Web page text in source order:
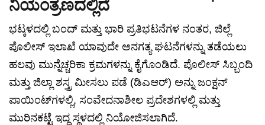
ನಿಯಂತ್ರಣದಲ್ಲಿದೆ
ಭಟ್ಕಳದಲ್ಲಿ ಬಂದ್ ಮತ್ತು ಭಾರಿ ಪ್ರತಿಭಟನೆಗಳ ನಂತರ, ಜಿಲ್ಲೆ
ಪೊಲೀಸ್ ಇಲಾಖೆ ಯಾವುದೇ ಅನಗತ್ಯ ಘಟನೆಗಳನ್ನು ತಡೆಯಲು
ಹಲವು ಮುನ್ನೆಚ್ಚರಿಕಾ ಕ್ರಮಗಳನ್ನು ಕೈಗೊಂಡಿದೆ. ಪೊಲೀಸ್ ಸಿಬ್ಬಂದಿ
ಮತ್ತು ಜಿಲ್ಲಾ ಶಸ್ತ್ರ ಮೀಸಲು ಪಡೆ (ಡಿಎಆರ್) ಅನ್ನು ಜಂಕ್ಷನ್
ಪಾಯಿಂಟ್‌ಗಳಲ್ಲಿ, ಸಂವೇದನಾಶೀಲ ಪ್ರದೇಶಗಳಲ್ಲಿ ಮತ್ತು
ಮುರಿನಕಟ್ಟೆ ಇದ್ದ ಸ್ಥಳದಲ್ಲಿ ನಿಯೋಜಿಸಲಾಗಿದೆ.